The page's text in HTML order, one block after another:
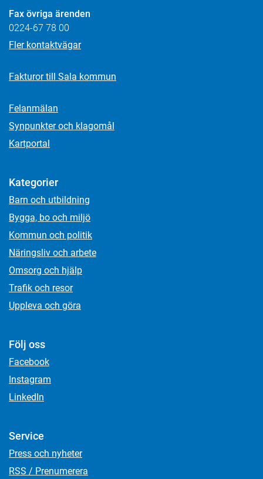
Fax övriga ärenden
0224-67 78 00
Fler kontaktvägar
Fakturor till Sala kommun
Felanmälan
Synpunkter och klagomål
Kartportal
Kategorier
Barn och utbildning
Bygga, bo och miljö
Kommun och politik
Näringsliv och arbete
Omsorg och hjälp
Trafik och resor
Uppleva och göra
Följ oss
Facebook
Instagram
LinkedIn
Service
Press och nyheter
RSS / Prenumerera